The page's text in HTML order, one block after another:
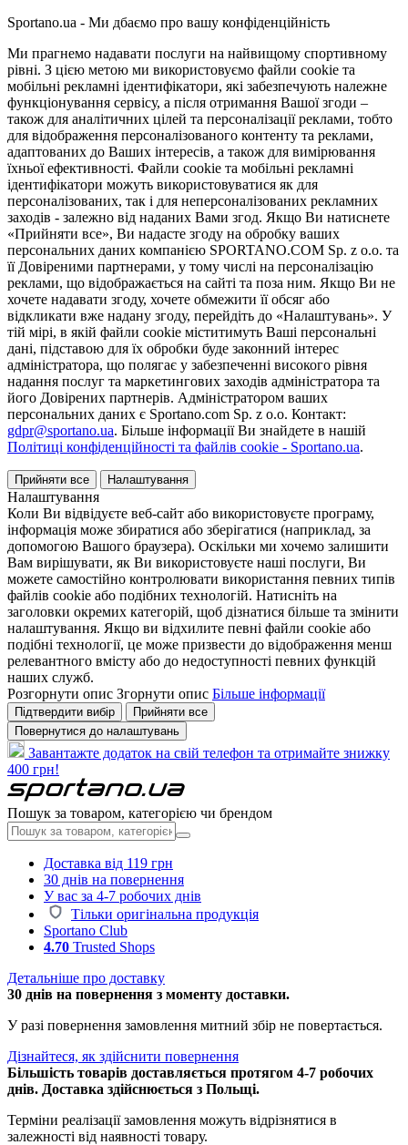
Sportano.ua - Ми дбаємо про вашу конфіденційність
Ми прагнемо надавати послуги на найвищому спортивному
рівні. З цією метою ми використовуємо файли cookie та
мобільні рекламні ідентифікатори, які забезпечують належне
функціонування сервісу, а після отримання Вашої згоди –
також для аналітичних цілей та персоналізації реклами, тобто
для відображення персоналізованого контенту та реклами,
адаптованих до Ваших інтересів, а також для вимірювання
їхньої ефективності. Файли cookie та мобільні рекламні
ідентифікатори можуть використовуватися як для
персоналізованих, так і для неперсоналізованих рекламних
заходів - залежно від наданих Вами згод. Якщо Ви натиснете
«Прийняти все», Ви надасте згоду на обробку ваших
персональних даних компанією SPORTANO.COM Sp. z o.o. та
її Довіреними партнерами, у тому числі на персоналізацію
реклами, що відображається на сайті та поза ним. Якщо Ви не
хочете надавати згоду, хочете обмежити її обсяг або
відкликати вже надану згоду, перейдіть до «Налаштувань». У
тій мірі, в якій файли cookie міститимуть Ваші персональні
дані, підставою для їх обробки буде законний інтерес
адміністратора, що полягає у забезпеченні високого рівня
надання послуг та маркетингових заходів адміністратора та
його Довірених партнерів. Адміністратором ваших
персональних даних є Sportano.com Sp. z o.o. Контакт:
gdpr@sportano.ua. Більше інформації Ви знайдете в нашій
Політиці конфіденційності та файлів cookie - Sportano.ua.
Прийняти все Налаштування
Налаштування
Коли Ви відвідуєте веб-сайт або використовуєте програму,
інформація може збиратися або зберігатися (наприклад, за
допомогою Вашого браузера). Оскільки ми хочемо залишити
Вам вирішувати, як Ви використовуєте наші послуги, Ви
можете самостійно контролювати використання певних типів
файлів cookie або подібних технологій. Натисніть на
заголовки окремих категорій, щоб дізнатися більше та змінити
налаштування. Якщо ви відхилите певні файли cookie або
подібні технології, це може призвести до відображення менш
релевантного вмісту або до недоступності певних функцій
наших служб.
Розгорнути опис Згорнути опис Більше інформації
Підтвердити вибір
Прийняти все
Повернутися до налаштувань
Завантажте додаток на свій телефон та отримайте знижку
400 грн!
Пошук за товаром, категорією чи брендом
Доставка від 119 грн
30 днів на повернення
У вас за 4-7 робочих днів
Тільки оригінальна продукція
Sportano Club
4.70 Trusted Shops
Детальніше про доставку
30 днів на повернення з моменту доставки.
У разі повернення замовлення митний збір не повертається.
Дізнайтеся, як здійснити повернення
Більшість товарів доставляється протягом 4-7 робочих
днів. Доставка здійснюється з Польщі.
Терміни реалізації замовлення можуть відрізнятися в
залежності від наявності товару.